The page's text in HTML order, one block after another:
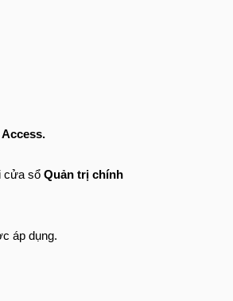
cửa sổ Quản trị chính
áp dụng.